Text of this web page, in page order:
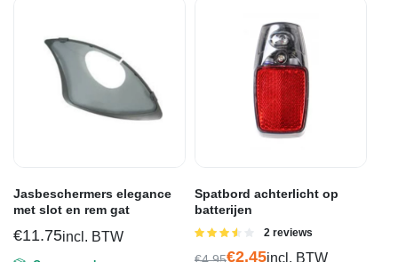
Jasbeschermers elegance
met slot en rem gat
€11.75incl. BTW
Spatbord achterlicht op
batterijen
Gewaardeerd
5
2 reviews
€4.95€2.45incl. BTW